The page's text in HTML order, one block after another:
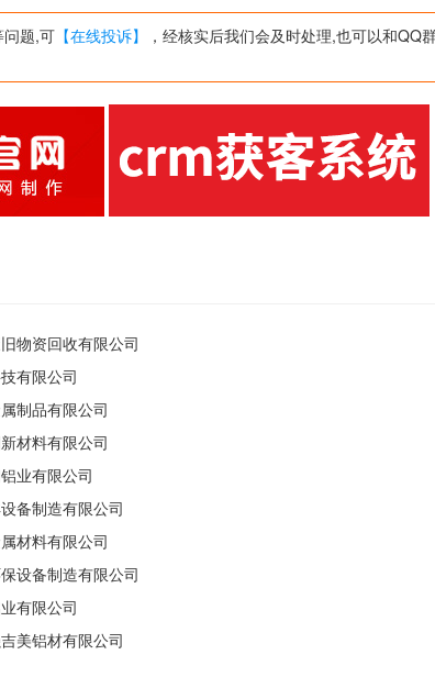
问题,可 【在线投诉】
，经核实后我们会及时处理,也可以和QQ
物资回收有限公司
有限公司
制品有限公司
材料有限公司
业有限公司
备制造有限公司
材料有限公司
设备制造有限公司
有限公司
美铝材有限公司